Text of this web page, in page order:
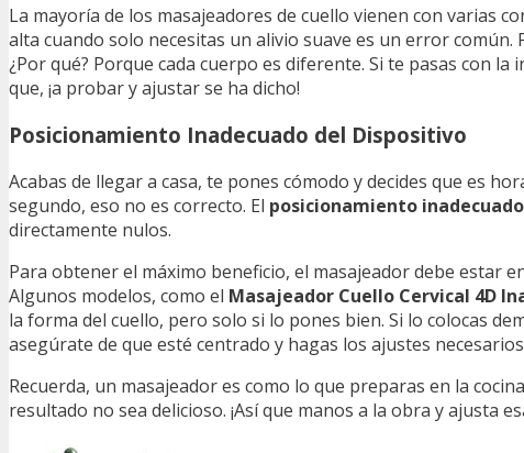
La mayoría de los masajeadores de cuello vienen con varias
alta cuando solo necesitas un alivio suave es un error
¿Por qué? Porque cada cuerpo es diferente. Si te pasas con
que, ¡a probar y ajustar se ha dicho!
Posicionamiento Inadecuado del Dispositivo
Acabas de llegar a casa, te pones cómodo y decides que es
segundo, eso no es correcto. El posicionamiento inadecuado
directamente nulos.
Para obtener el máximo beneficio, el masajeador debe estar
Algunos modelos, como el Masajeador Cuello Cervical 4D
la forma del cuello, pero solo si lo pones bien. Si lo colocas
asegúrate de que esté centrado y hagas los ajustes
Recuerda, un masajeador es como lo que preparas en la
resultado no sea delicioso. ¡Así que manos a la obra y ajusta